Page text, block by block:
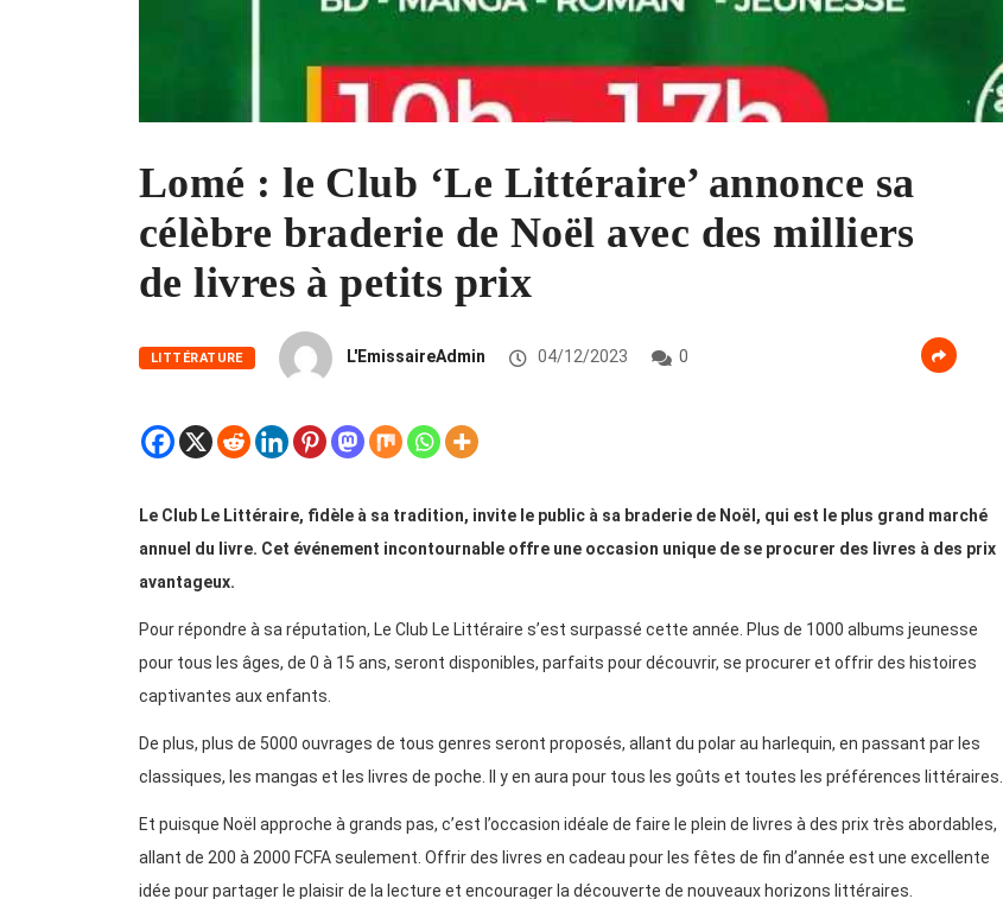
Lomé : le Club ‘Le Littéraire’ annonce sa
célèbre braderie de Noël avec des milliers
de livres à petits prix
LITTÉRATURE L'EmissaireAdmin 04/12/2023 0
Le Club Le Littéraire, fidèle à sa tradition, invite le public à sa braderie de Noël, qui est le plus grand marché
annuel du livre. Cet événement incontournable offre une occasion unique de se procurer des livres à des prix
avantageux.
Pour répondre à sa réputation, Le Club Le Littéraire s’est surpassé cette année. Plus de 1000 albums jeunesse
pour tous les âges, de 0 à 15 ans, seront disponibles, parfaits pour découvrir, se procurer et offrir des histoires
captivantes aux enfants.
De plus, plus de 5000 ouvrages de tous genres seront proposés, allant du polar au harlequin, en passant par les
classiques, les mangas et les livres de poche. Il y en aura pour tous les goûts et toutes les préférences littéraires.
Et puisque Noël approche à grands pas, c’est l’occasion idéale de faire le plein de livres à des prix très abordables,
allant de 200 à 2000 FCFA seulement. Offrir des livres en cadeau pour les fêtes de fin d’année est une excellente
idée pour partager le plaisir de la lecture et encourager la découverte de nouveaux horizons littéraires.